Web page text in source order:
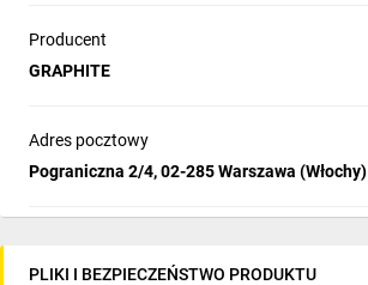
Producent
GRAPHITE
Adres pocztowy
Pograniczna 2/4, 02-285 Warszawa (Włochy)
PLIKI I BEZPIECZEŃSTWO PRODUKTU